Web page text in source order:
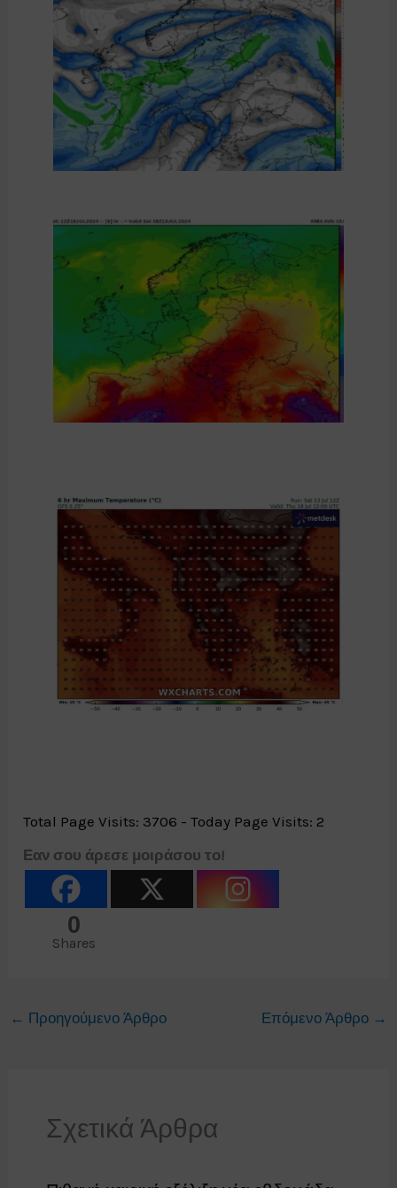
Total Page Visits: 3706 - Today Page Visits: 2
Εαν σου άρεσε μοιράσου το!
0
Shares
← Προηγούμενο Άρθρο Επόμενο Άρθρο →
Σχετικά Άρθρα